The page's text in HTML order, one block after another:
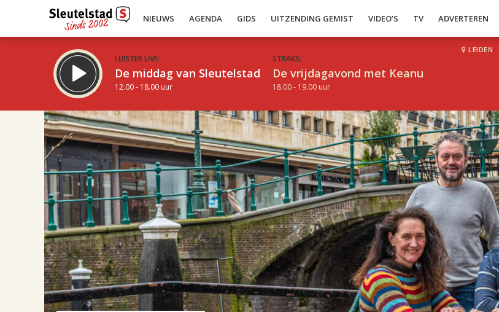
NIEUWS AGENDA GIDS UITZENDING GEMIST VIDEO’S TV ADVERTEREN
LUISTER LIVE:
De middag van Sleutelstad
12.00 - 18.00 uur
STRAKS:
De vrijdagavond met Keanu
18.00 - 19.00 uur
LEIDEN ·
17.00
Inklappen